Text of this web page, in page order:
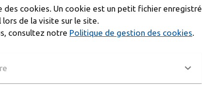
La page n'existe pas ou a été supprimée.
des cookies. Un cookie est un petit fichier enregistré
de la visite sur le site.
consultez notre Politique de gestion des cookies